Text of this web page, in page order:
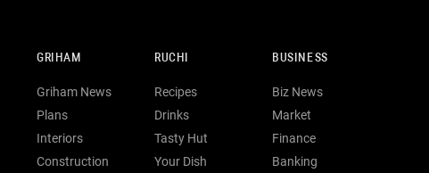
GRIHAM
Griham News
Plans
Interiors
Construction
RUCHI
Recipes
Drinks
Tasty Hut
Your Dish
BUSINESS
Biz News
Market
Finance
Banking